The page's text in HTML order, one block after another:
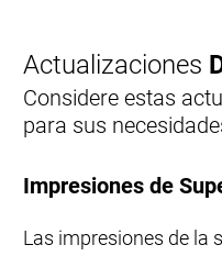
Actualizaciones
Considere estas
para sus
Impresiones de
Las impresiones de la